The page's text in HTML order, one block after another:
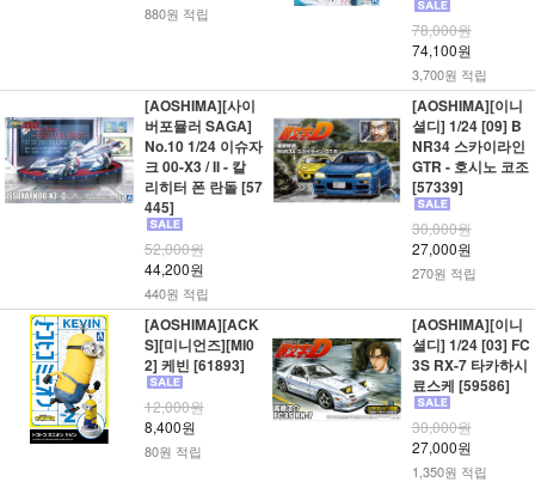
880원 적립
78,000원
74,100원
3,700원 적립
[AOSHIMA][사이
버포뮬러 SAGA]
No.10 1/24 이슈자
크 00-X3 / II - 칼
리히터 폰 란돌 [57
445]
52,000원
44,200원
440원 적립
[AOSHIMA][이니
셜디] 1/24 [09] B
NR34 스카이라인
GTR - 호시노 코조
[57339]
30,000원
27,000원
270원 적립
[AOSHIMA][ACK
S][미니언즈][MI0
2] 케빈 [61893]
12,000원
8,400원
80원 적립
[AOSHIMA][이니
셜디] 1/24 [03] FC
3S RX-7 타카하시
료스케 [59586]
30,000원
27,000원
1,350원 적립